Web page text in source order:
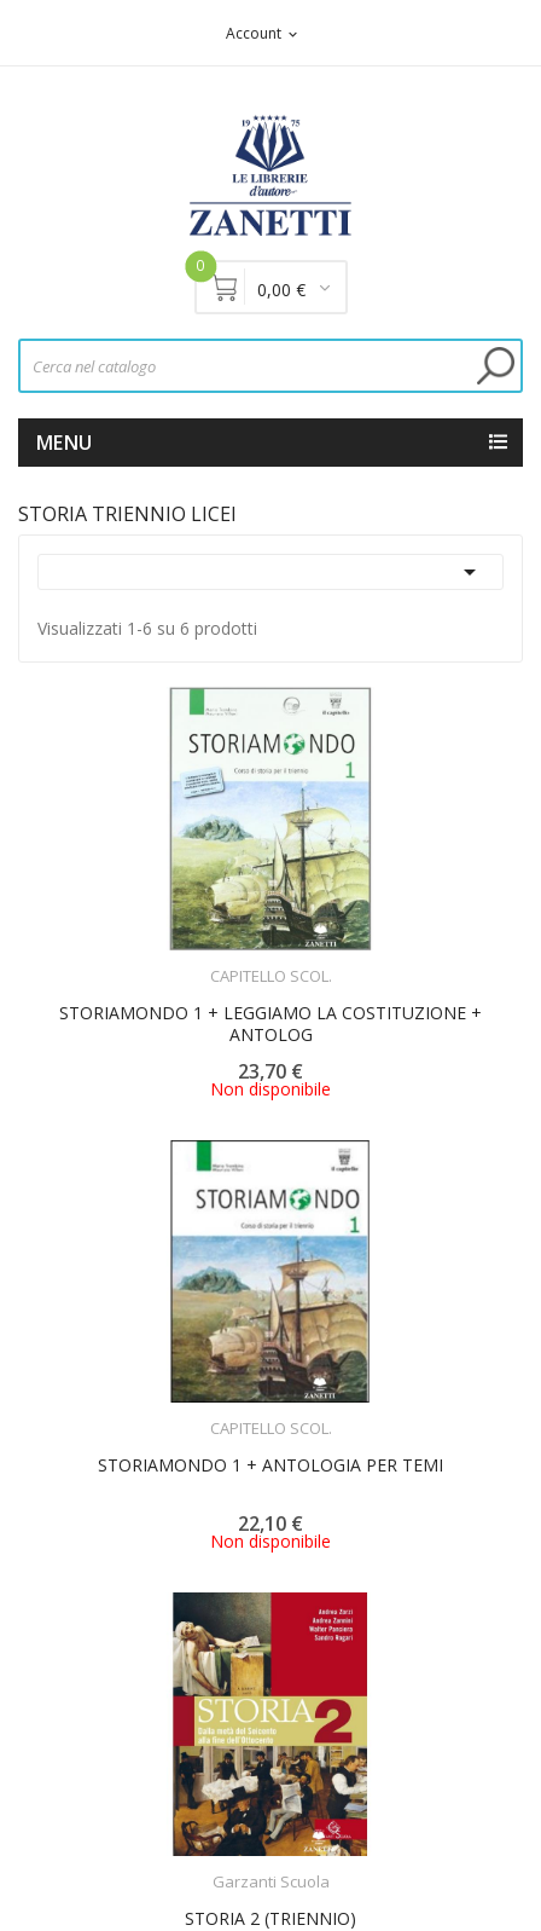
Account expand_more
0
0,00 €
MENU
STORIA TRIENNIO LICEI

Visualizzati 1-6 su 6 prodotti
CAPITELLO SCOL.
STORIAMONDO 1 + LEGGIAMO LA COSTITUZIONE +
ANTOLOG
23,70 €
Non disponibile
CAPITELLO SCOL.
STORIAMONDO 1 + ANTOLOGIA PER TEMI
22,10 €
Non disponibile
Garzanti Scuola
STORIA 2 (TRIENNIO)